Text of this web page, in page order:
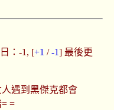
：-1, [+1 /-1] 最後更
遇到黑傑克都會
=